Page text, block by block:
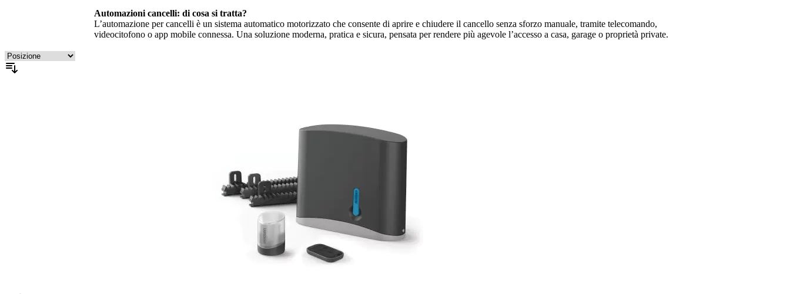
Automazioni cancelli: di cosa si tratta?
L’automazione per cancelli è un sistema automatico motorizzato che consente di aprire e chiudere il cancello senza sforzo manuale, tramite telecomando,
videocitofono o app mobile connessa. Una soluzione moderna, pratica e sicura, pensata per rendere più agevole l’accesso a casa, garage o proprietà private.